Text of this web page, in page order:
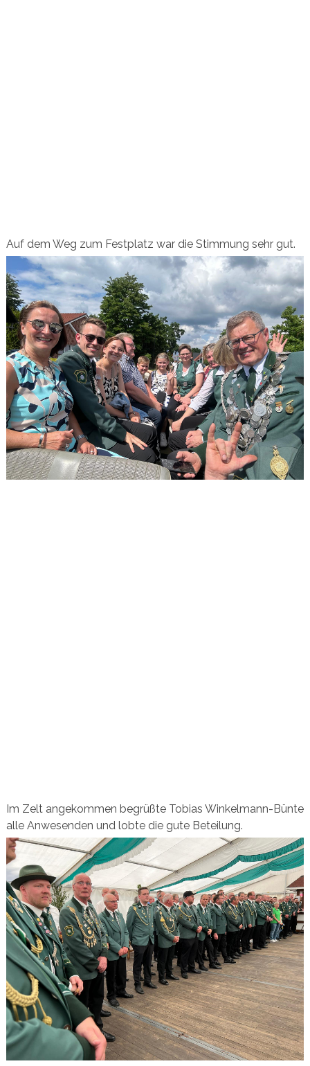
Auf dem Weg zum Festplatz war die Stimmung sehr gut.
Im Zelt angekommen begrüßte Tobias Winkelmann-Bünte
alle Anwesenden und lobte die gute Beteilung.